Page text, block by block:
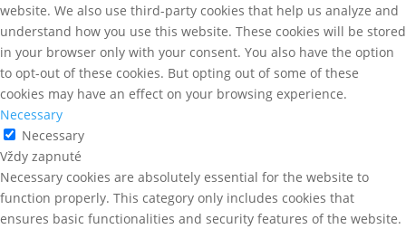
website. We also use third-party cookies that help us analyze and
understand how you use this website. These cookies will be stored
in your browser only with your consent. You also have the option
to opt-out of these cookies. But opting out of some of these
cookies may have an effect on your browsing experience.
Necessary
Necessary
Vždy zapnuté
Necessary cookies are absolutely essential for the website to
function properly. This category only includes cookies that
ensures basic functionalities and security features of the website.